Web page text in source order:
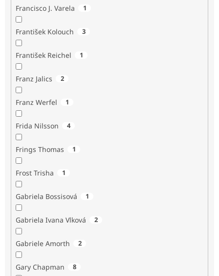
Francisco J. Varela 1
František Kolouch 3
František Reichel 1
Franz Jalics 2
Franz Werfel 1
Frida Nilsson 4
Frings Thomas 1
Frost Trisha 1
Gabriela Bossisová 1
Gabriela Ivana Vlková 2
Gabriele Amorth 2
Gary Chapman 8